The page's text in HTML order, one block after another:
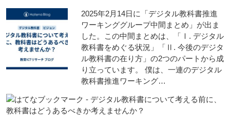
2025年2月14日に「デジタル教科書推進
ワーキンググループ中間まとめ」が出ま
した。この中間まとめは、「Ⅰ. デジタル
教科書をめぐる状況」「Ⅱ. 今後のデジタ
ル教科書の在り方」の2つのパートから成
り立っています。 僕は、一連のデジタル
教科書推進ワーキング…